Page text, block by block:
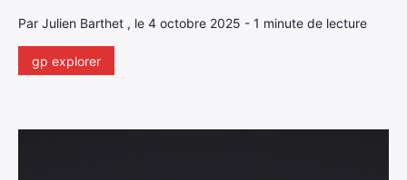
Par Julien Barthet , le 4 octobre 2025 - 1 minute de lecture
gp explorer